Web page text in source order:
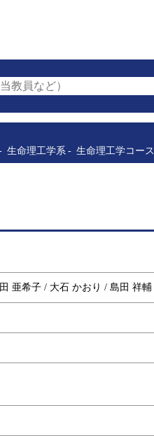
教員など）
生命理工学系 生命理工学コース
亜希子 / 大石 かおり / 島田 祥輔